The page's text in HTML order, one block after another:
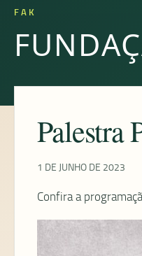
FAK
Palestra
1 DE JUNHO DE 2023
Confira a